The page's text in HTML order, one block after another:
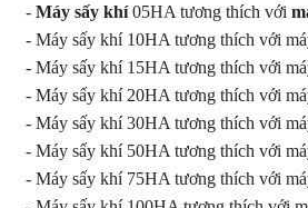
- Máy sấy khí05HA tương thích với
- Máy sấy khí 10HA tương thích với
- Máy sấy khí 15HA tương thích với
- Máy sấy khí 20HA tương thích với
- Máy sấy khí 30HA tương thích với
- Máy sấy khí 50HA tương thích với
- Máy sấy khí 75HA tương thích với